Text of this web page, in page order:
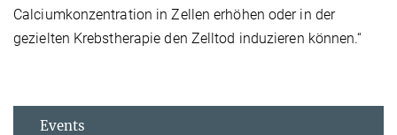
Calciumkonzentration in Zellen erhöhen oder in der
gezielten Krebstherapie den Zelltod induzieren können.“
Events